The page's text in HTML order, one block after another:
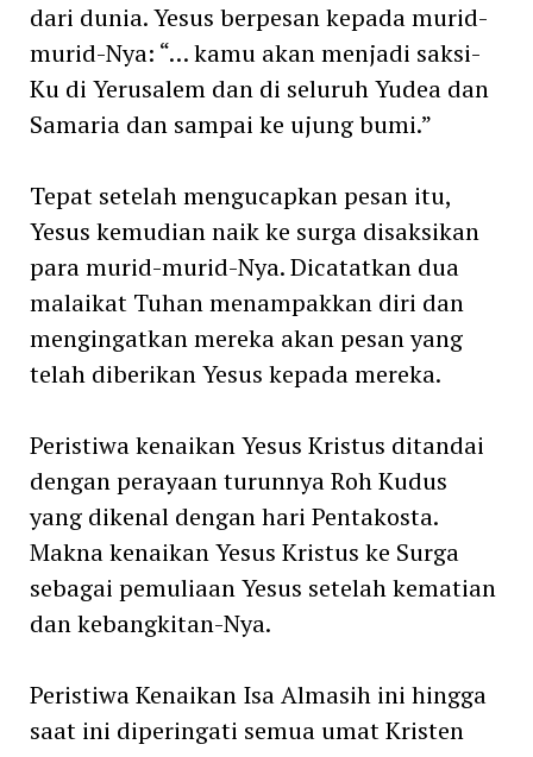
dari dunia. Yesus berpesan kepada murid-
murid-Nya: “… kamu akan menjadi saksi-
Ku di Yerusalem dan di seluruh Yudea dan
Samaria dan sampai ke ujung bumi.”
Tepat setelah mengucapkan pesan itu,
Yesus kemudian naik ke surga disaksikan
para murid-murid-Nya. Dicatatkan dua
malaikat Tuhan menampakkan diri dan
mengingatkan mereka akan pesan yang
telah diberikan Yesus kepada mereka.
Peristiwa kenaikan Yesus Kristus ditandai
dengan perayaan turunnya Roh Kudus
yang dikenal dengan hari Pentakosta.
Makna kenaikan Yesus Kristus ke Surga
sebagai pemuliaan Yesus setelah kematian
dan kebangkitan-Nya.
Peristiwa Kenaikan Isa Almasih ini hingga
saat ini diperingati semua umat Kristen